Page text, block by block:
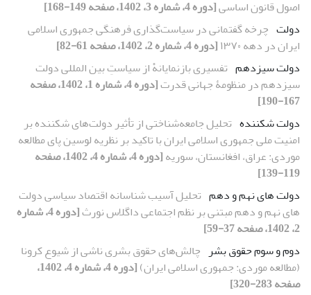
اصول قانون اساسی[دوره 4، شماره 3، 1402، صفحه 149-168]
دولت چرخه گفتمانی در سیاست‌گذاری فرهنگی جمهوری اسلامی
ایران در دهه ۱۳۷۰
[دوره 4، شماره 2، 1402، صفحه 61-82]
دولت سیزدهم تفسیری بازنمایانهْ از سیاستِ بین المللی دولت
سیزدهم در منظومۀ جهانی قدرت
[دوره 4، شماره 1، 1402، صفحه
167-190]
دولت شکننده تحلیل جامعه‌شناختی از تأثیر دولت‌های شکننده بر
امنیت ملی جمهوری اسلامی ایران با تاکید بر نظریه لوسین پای مطالعه
موردی: عراق، افغانستان، سوریه
[دوره 4، شماره 4، 1402، صفحه
119-139]
دولت های نهم و دهم تحلیل آسیب شناسانه اقتصاد سیاسی دولت
های نهم و دهم مبتنی بر نظم اجتماعی داگلاس نورث
[دوره 4، شماره
2، 1402، صفحه 37-59]
دوم و سوم حقوق بشر چالش‌های حقوق بشری ناشی از شیوع کرونا
(مطالعه موردی: جمهوری اسلامی ایران)
[دوره 4، شماره 4، 1402،
صفحه 283-320]